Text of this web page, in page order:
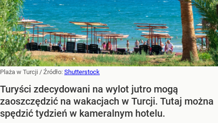
Plaża w Turcji / Źródło: Shutterstock
Turyści zdecydowani na wylot jutro mogą
zaoszczędzić na wakacjach w Turcji. Tutaj można
spędzić tydzień w kameralnym hotelu.